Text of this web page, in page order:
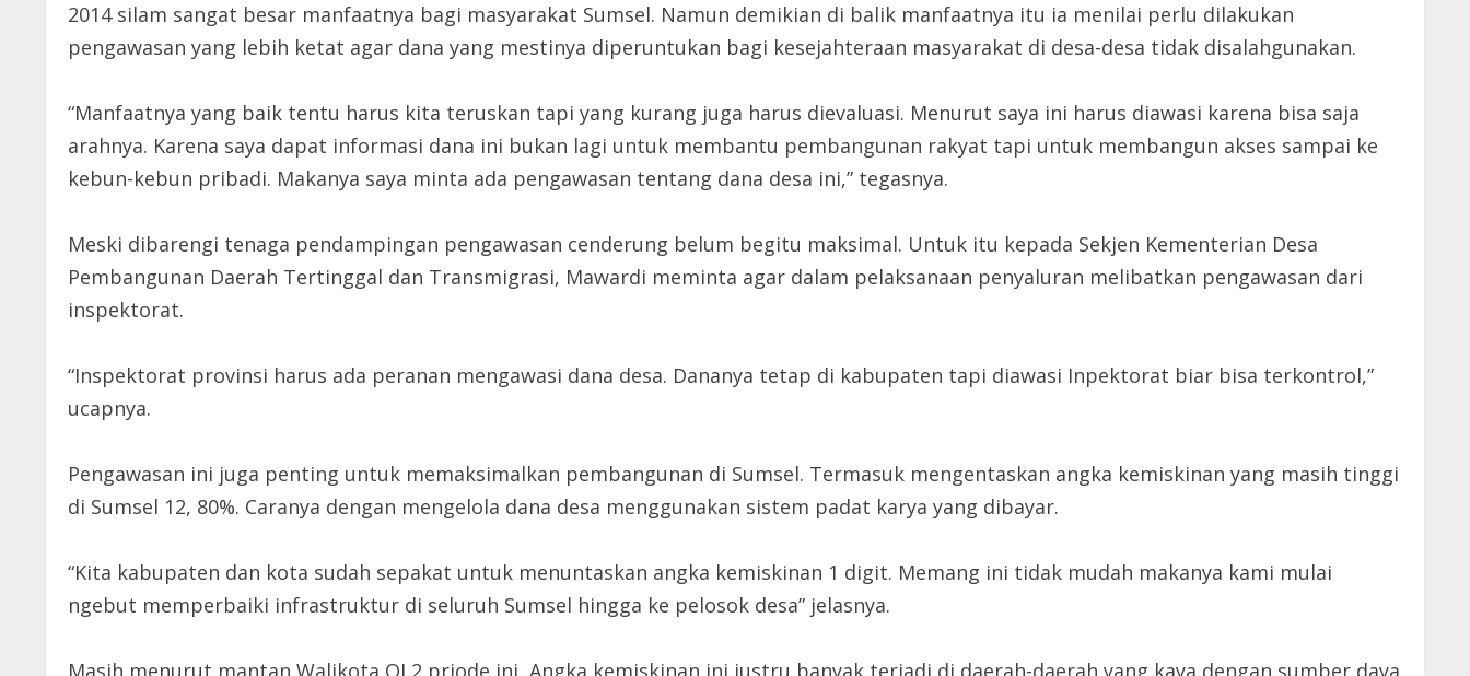
2014 silam sangat besar manfaatnya bagi masyarakat Sumsel. Namun demikian di balik manfaatnya itu ia menilai perlu dilakukan
pengawasan yang lebih ketat agar dana yang mestinya diperuntukan bagi kesejahteraan masyarakat di desa-desa tidak disalahgunakan.
“Manfaatnya yang baik tentu harus kita teruskan tapi yang kurang juga harus dievaluasi. Menurut saya ini harus diawasi karena bisa saja
arahnya. Karena saya dapat informasi dana ini bukan lagi untuk membantu pembangunan rakyat tapi untuk membangun akses sampai ke
kebun-kebun pribadi. Makanya saya minta ada pengawasan tentang dana desa ini,” tegasnya.
Meski dibarengi tenaga pendampingan pengawasan cenderung belum begitu maksimal. Untuk itu kepada Sekjen Kementerian Desa
Pembangunan Daerah Tertinggal dan Transmigrasi, Mawardi meminta agar dalam pelaksanaan penyaluran melibatkan pengawasan dari
inspektorat.
“Inspektorat provinsi harus ada peranan mengawasi dana desa. Dananya tetap di kabupaten tapi diawasi Inpektorat biar bisa terkontrol,”
ucapnya.
Pengawasan ini juga penting untuk memaksimalkan pembangunan di Sumsel. Termasuk mengentaskan angka kemiskinan yang masih tinggi
di Sumsel 12, 80%. Caranya dengan mengelola dana desa menggunakan sistem padat karya yang dibayar.
“Kita kabupaten dan kota sudah sepakat untuk menuntaskan angka kemiskinan 1 digit. Memang ini tidak mudah makanya kami mulai
ngebut memperbaiki infrastruktur di seluruh Sumsel hingga ke pelosok desa” jelasnya.